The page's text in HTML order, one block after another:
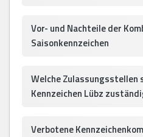
Vor- und Nachteile der
Saisonkennzeichen
Welche Zulassungsstellen
Kennzeichen Lübz
Verbotene